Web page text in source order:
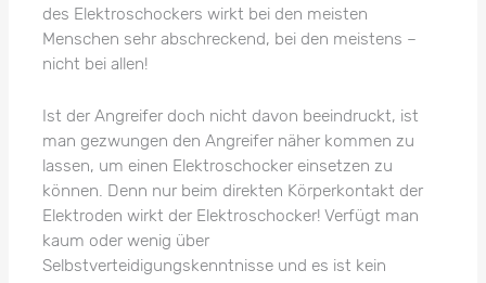
des Elektroschockers wirkt bei den meisten
Menschen sehr abschreckend, bei den meistens –
nicht bei allen!
Ist der Angreifer doch nicht davon beeindruckt, ist
man gezwungen den Angreifer näher kommen zu
lassen, um einen Elektroschocker einsetzen zu
können. Denn nur beim direkten Körperkontakt der
Elektroden wirkt der Elektroschocker! Verfügt man
kaum oder wenig über
Selbstverteidigungskenntnisse und es ist kein